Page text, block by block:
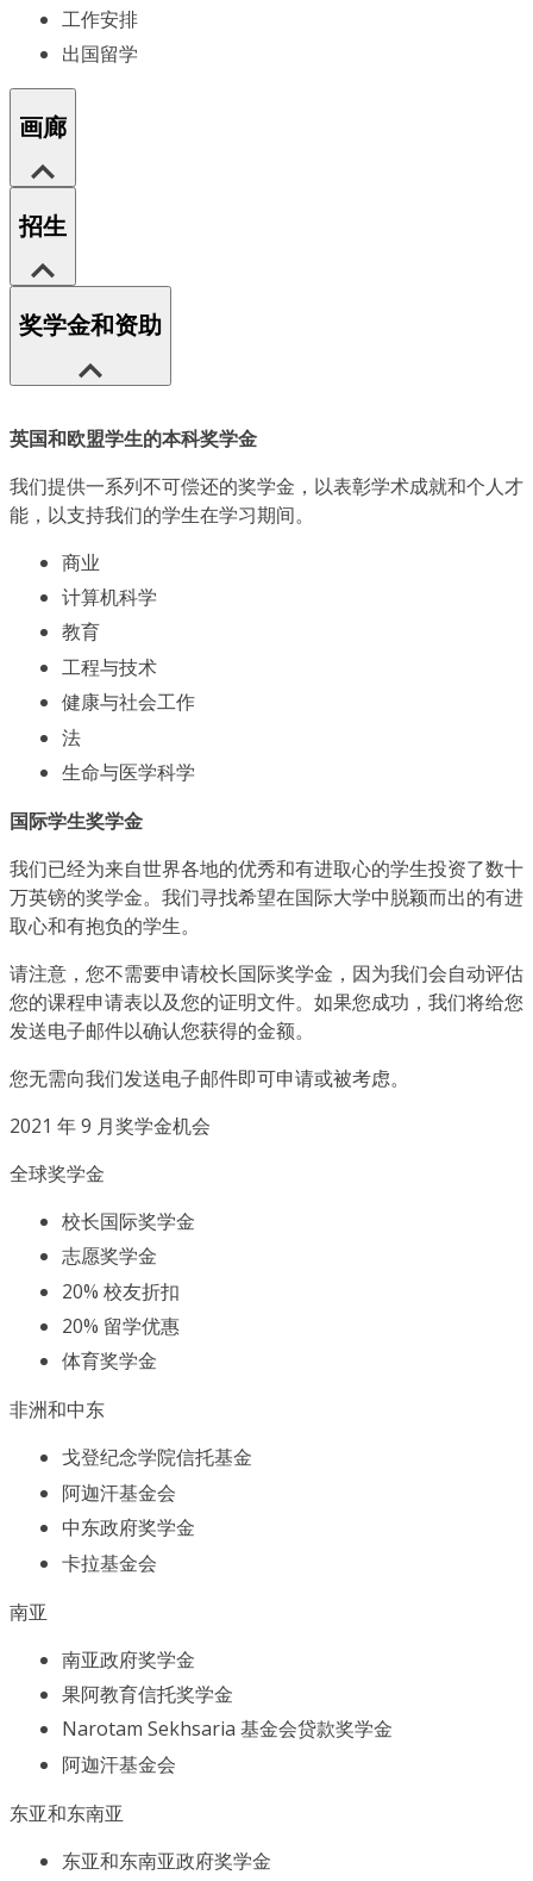
工作安排
出国留学
画廊
招生
奖学金和资助
英国和欧盟学生的本科奖学金
我们提供一系列不可偿还的奖学金，以表彰学术成就和个人才
能，以支持我们的学生在学习期间。
商业
计算机科学
教育
工程与技术
健康与社会工作
法
生命与医学科学
国际学生奖学金
我们已经为来自世界各地的优秀和有进取心的学生投资了数十
万英镑的奖学金。我们寻找希望在国际大学中脱颖而出的有进
取心和有抱负的学生。
请注意，您不需要申请校长国际奖学金，因为我们会自动评估
您的课程申请表以及您的证明文件。如果您成功，我们将给您
发送电子邮件以确认您获得的金额。
您无需向我们发送电子邮件即可申请或被考虑。
2021 年 9 月奖学金机会
全球奖学金
校长国际奖学金
志愿奖学金
20% 校友折扣
20% 留学优惠
体育奖学金
非洲和中东
戈登纪念学院信托基金
阿迦汗基金会
中东政府奖学金
卡拉基金会
南亚
南亚政府奖学金
果阿教育信托奖学金
Narotam Sekhsaria 基金会贷款奖学金
阿迦汗基金会
东亚和东南亚
东亚和东南亚政府奖学金